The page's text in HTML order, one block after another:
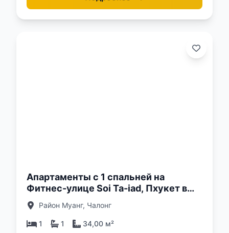
Апартаменты с 1 спальней на
Фитнес-улице Soi Ta-iad, Пхукет в
комплексе Aceller Hotel & Residence
Район Муанг, Чалонг
1 1 34,00 м²